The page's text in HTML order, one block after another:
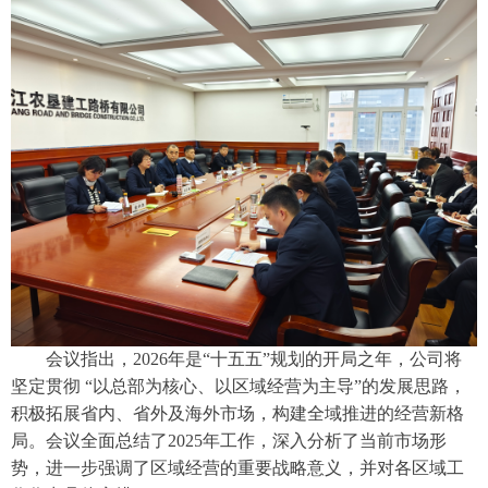
会议指出，2026年是“十五五”规划的开局之年，公司将
坚定贯彻 “以总部为核心、以区域经营为主导”的发展思路，
积极拓展省内、省外及海外市场，构建全域推进的经营新格
局。会议全面总结了2025年工作，深入分析了当前市场形
势，进一步强调了区域经营的重要战略意义，并对各区域工